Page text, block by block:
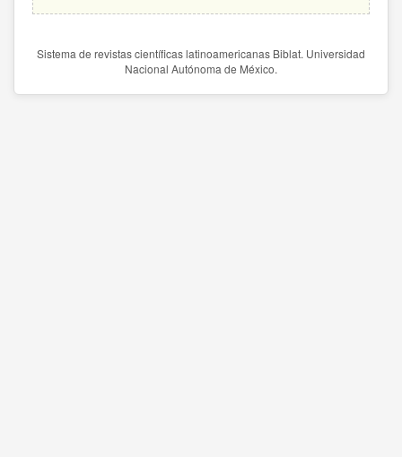
Sistema de revistas científicas latinoamericanas Biblat. Universidad
Nacional Autónoma de México.